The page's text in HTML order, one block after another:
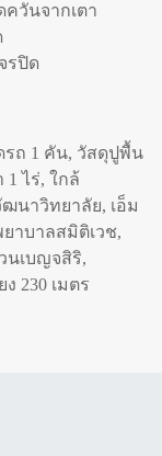
ควันจากเตา
รปิด
รถ 1 คัน, วัสดุปูพื้น
1 ไร่, ใกล้
นาวิทยาลัย, เอ็ม
ยาบาลสมิติเวช,
นเบญจสิริ,
230 เมตร